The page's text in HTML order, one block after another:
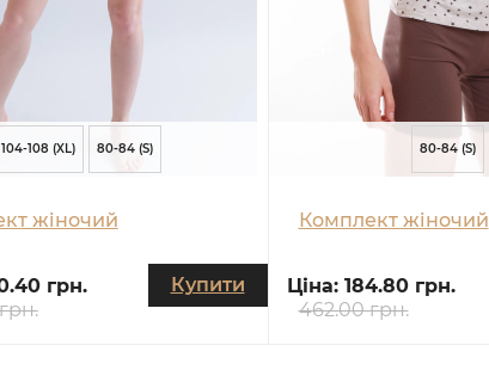
104-108 (XL) 80-84 (S)
жіночий
грн.
Купити
80-84 (S)
Комплект жіночий
Ціна: 184.80 грн.
462.00 грн.